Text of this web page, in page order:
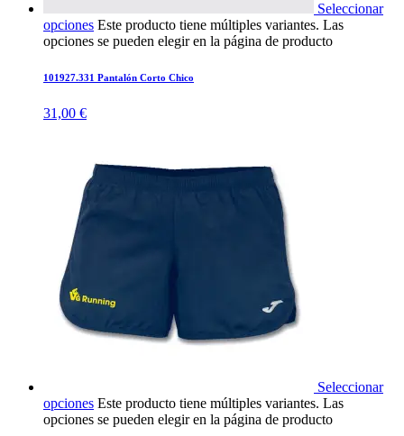
Seleccionar
opciones Este producto tiene múltiples variantes. Las
opciones se pueden elegir en la página de producto
101927.331 Pantalón Corto Chico
31,00 €
Seleccionar
opciones Este producto tiene múltiples variantes. Las
opciones se pueden elegir en la página de producto